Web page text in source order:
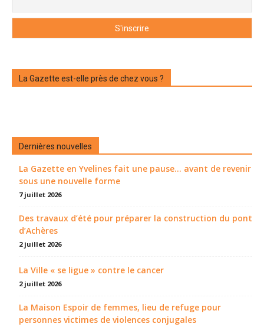
La Gazette est-elle près de chez vous ?
Dernières nouvelles
La Gazette en Yvelines fait une pause... avant de revenir
sous une nouvelle forme
7 juillet 2026
Des travaux d’été pour préparer la construction du pont
d’Achères
2 juillet 2026
La Ville « se ligue » contre le cancer
2 juillet 2026
La Maison Espoir de femmes, lieu de refuge pour
personnes victimes de violences conjugales